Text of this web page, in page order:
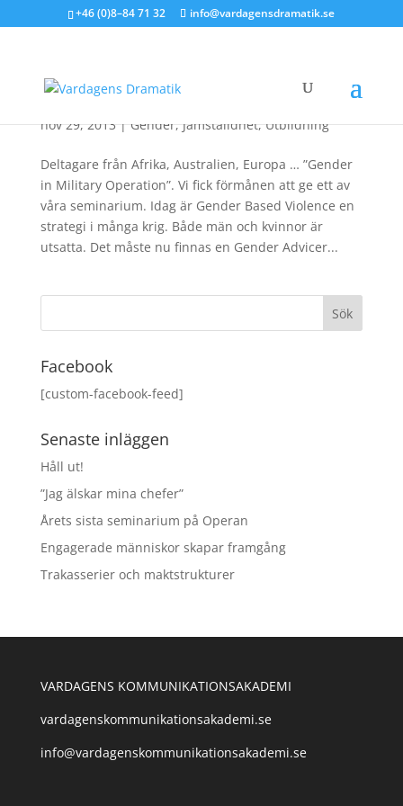
+46 (0)8–84 71 32 info@vardagensdramatik.se
nov 29, 2013|Gender,Jämställdhet,Utbildning
Deltagare från Afrika, Australien, Europa … ”Gender
in Military Operation”. Vi fick förmånen att ge ett av
våra seminarium. Idag är Gender Based Violence en
strategi i många krig. Både män och kvinnor är
utsatta. Det måste nu finnas en Gender Advicer...
Facebook
[custom-facebook-feed]
Senaste inläggen
Håll ut!
”Jag älskar mina chefer”
Årets sista seminarium på Operan
Engagerade människor skapar framgång
Trakasserier och maktstrukturer
VARDAGENS KOMMUNIKATIONSAKADEMI
vardagenskommunikationsakademi.se
info@vardagenskommunikationsakademi.se